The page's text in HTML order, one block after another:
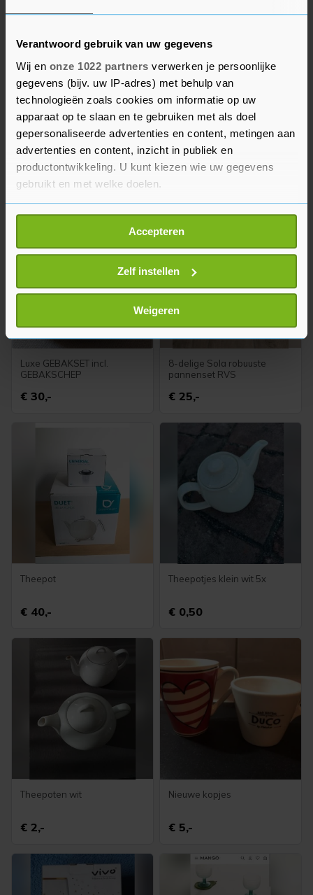
Verantwoord gebruik van uw gegevens
Wij en onze 1022 partners verwerken je persoonlijke
gegevens (bijv. uw IP-adres) met behulp van
technologieën zoals cookies om informatie op uw
apparaat op te slaan en te gebruiken met als doel
gepersonaliseerde advertenties en content, metingen aan
advertenties en content, inzicht in publiek en
productontwikkeling. U kunt kiezen wie uw gegevens
gebruikt en met welke doelen.
Als u het toestaat, willen we ook graag:
Informatie verzamelen over uw geografische
locatie, die tot een paar meter nauwkeurig kan zijn
Uw apparaat identificeren door het actief te
scannen op specifieke eigenschappen (fingerprinting)
Lees meer over hoe uw persoonlijke gegevens worden
verwerkt en stel uw voorkeuren in het
U kunt uw toestemming op elk moment wijzigen of
Met cookies werkt onze website beter en wordt jouw
onze cookiepagina kun je ons cookiebeleid bekijken en je
Accepteren
Zelf instellen
Weigeren
€ 7,50
BEKIJK MEER ADVERTENTIES
Twee mokken met Zeeuwse
€ 5,-
4 BIERGLAZEN van het merk
'DE KONINCK'🍺🍻
Luxe GEBAKSET incl.
GEBAKSCHEP
€ 30,-
8-delige Sola robuuste
pannenset RVS
€ 25,-
Theepot
€ 40,-
Theepotjes klein wit 5x
€ 0,50
Theepoten wit
€ 2,-
Nieuwe kopjes
€ 5,-